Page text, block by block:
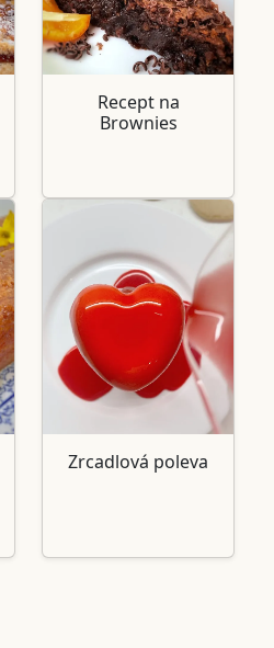
Recept na
Brownies
Zrcadlová poleva